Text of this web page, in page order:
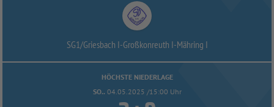
SG1/Griesbach I-Großkonreuth I-Mähring I
HÖCHSTE NIEDERLAGE
SO.. 04.05.2025 /15:00 Uhr